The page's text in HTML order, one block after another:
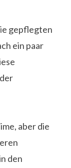
gepflegten
ein paar
aber die
den